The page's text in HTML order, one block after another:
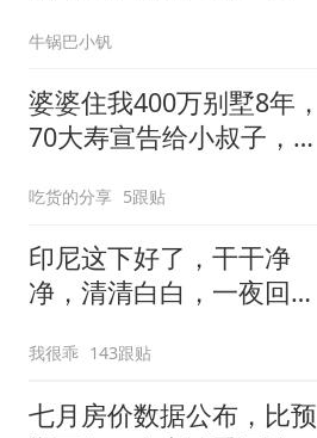
业务
牛锅巴小钒
婆婆住我400万别墅8年，
70大寿宣告给小叔子，
吃货的分享 5跟贴
印尼这下好了，干干净
净，清清白白，一夜回到
我很乖 143跟贴
七月房价数据公布，比预